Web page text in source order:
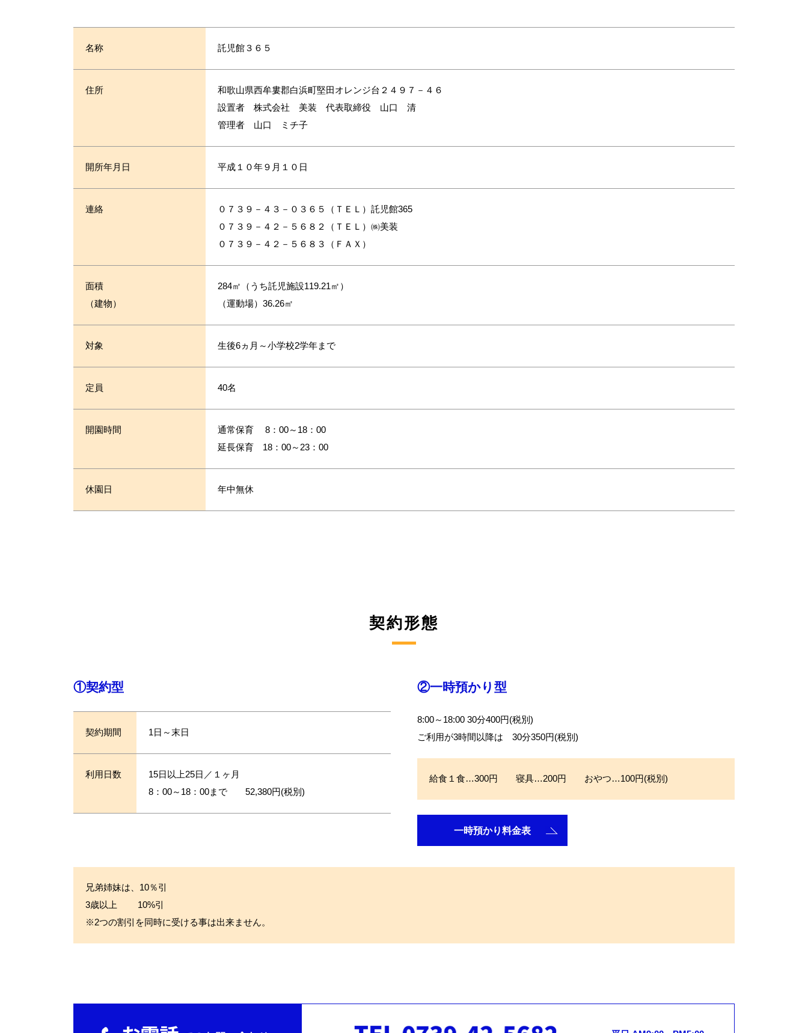
名称 託児館３６５
住所
和歌山県西牟婁郡白浜町堅田オレンジ台２４９７－４６
設置者 株式会社 美装 代表取締役 山口 清
管理者 山口 ミチ子
開所年月日 平成１０年９月１０日
連絡
０７３９－４３－０３６５（ＴＥＬ）託児館365
０７３９－４２－５６８２（ＴＥＬ）㈱美装
０７３９－４２－５６８３（ＦＡＸ）
面積
（建物）
284㎡（うち託児施設119.21㎡）
（運動場）36.26㎡
対象 生後6ヵ月～小学校2学年まで
定員 40名
開園時間
通常保育 8：00～18：00
延長保育 18：00～23：00
休園日 年中無休
契約形態
①契約型
契約期間 1日～末日
利用日数
15日以上25日／１ヶ月
8：00～18：00まで 52,380円(税別)
②一時預かり型
8:00～18:00 30分400円(税別)
ご利用が3時間以降は 30分350円(税別)
給食１食…300円 寝具…200円 おやつ…100円(税別)
一時預かり料金表
兄弟姉妹は、10％引
3歳以上 10%引
※2つの割引を同時に受ける事は出来ません。